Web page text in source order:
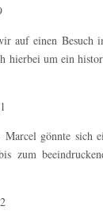
auf einen
um ein
gönnte sich